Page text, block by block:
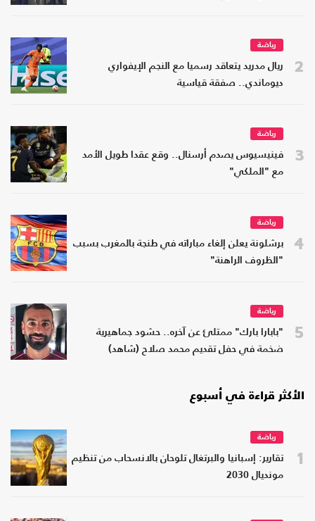
2
رياضة
ريال مدريد يتعاقد رسميا مع النجم الإيفواري
ديوماندي.. صفقة قياسية
3
رياضة
فينيسيوس يصدم أرسنال.. وقع عقدا طويل الأمد
مع "الملكي"
4
رياضة
برشلونة يعلن إلغاء مباراته في طنجة بالمغرب بسبب
"الظروف الراهنة"
5
رياضة
"بابارا بارك" ممتلئ عن آخره.. حشود جماهيرية
ضخمة في حفل تقديم محمد صلاح (شاهد)
الأكثر قراءة في أسبوع
1
رياضة
تقارير: إسبانيا والبرتغال تلوحان بالانسحاب من تنظيم
مونديال 2030